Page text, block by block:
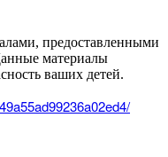
предоставленными
материалы
ваших детей.